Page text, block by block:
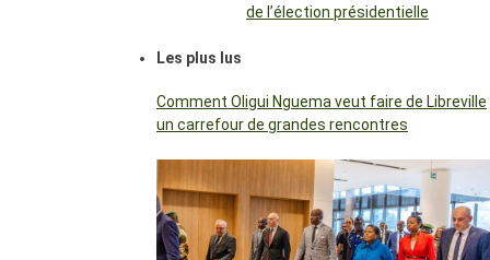
de l’élection présidentielle
Les plus lus
Comment Oligui Nguema veut faire de Libreville
un carrefour de grandes rencontres